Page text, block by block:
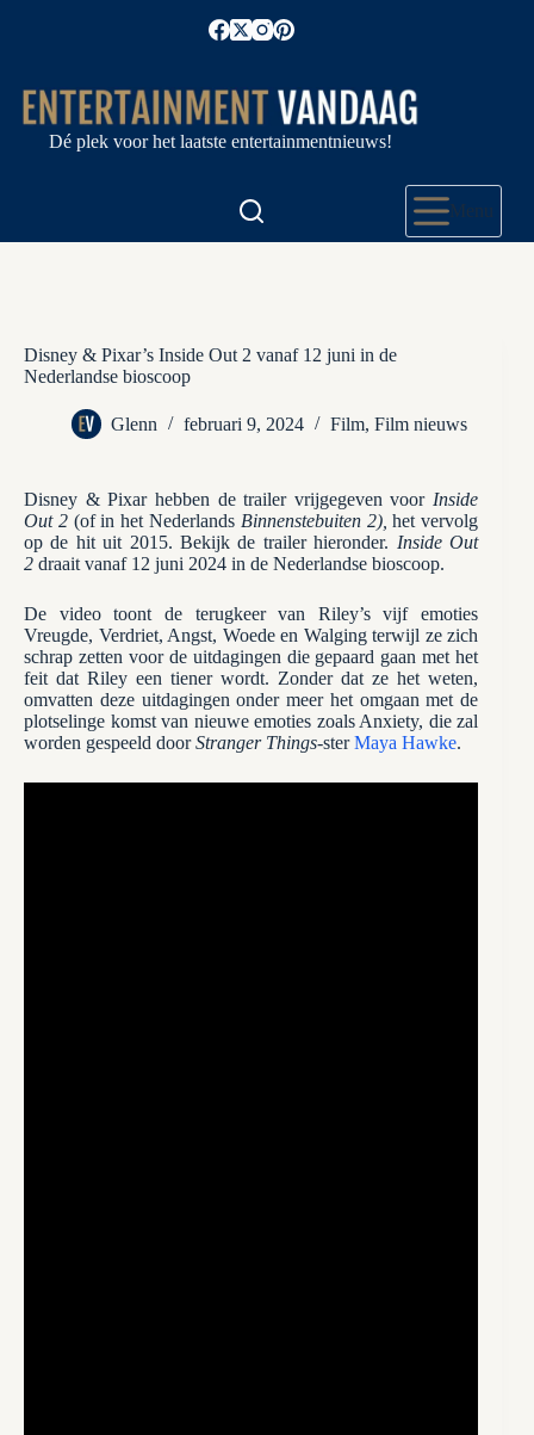
Dé plek voor het laatste entertainmentnieuws!
Menu
Disney & Pixar’s Inside Out 2 vanaf 12 juni in de
Nederlandse bioscoop
Glenn februari 9, 2024 Film, Film nieuws
Disney & Pixar hebben de trailer vrijgegeven voorInside
Out 2 (of in het Nederlands Binnenstebuiten 2), het vervolg
op de hit uit 2015. Bekijk de trailer hieronder. Inside Out
2 draait vanaf 12 juni 2024 in de Nederlandse bioscoop.
De video toont de terugkeer van Riley’s vijf emoties
Vreugde, Verdriet, Angst, Woede en Walging terwijl ze zich
schrap zetten voor de uitdagingen die gepaard gaan met het
feit dat Riley een tiener wordt. Zonder dat ze het weten,
omvatten deze uitdagingen onder meer het omgaan met de
plotselinge komst van nieuwe emoties zoals Anxiety, die zal
worden gespeeld doorStranger Things-sterMaya Hawke.